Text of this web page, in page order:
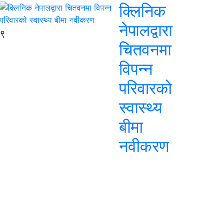
९
क्लिनिक
नेपालद्वारा
चितवनमा
विपन्न
परिवारको
स्वास्थ्य
बीमा
नवीकरण